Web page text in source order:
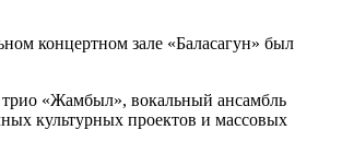
концертном зале «Баласагун» был
трио «Жамбыл», вокальный ансамбль
культурных проектов и массовых